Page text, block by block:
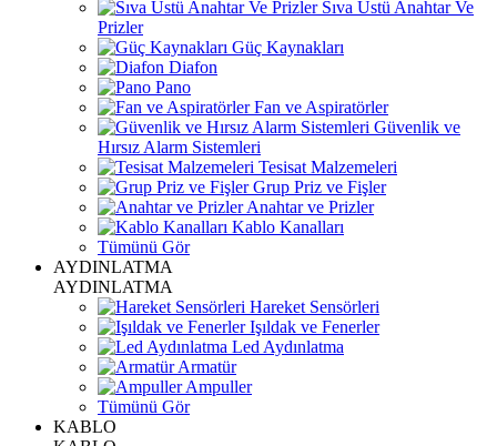
Sıva Üstü Anahtar Ve
Prizler
Güç Kaynakları
Diafon
Pano
Fan ve Aspiratörler
Güvenlik ve
Hırsız Alarm Sistemleri
Tesisat Malzemeleri
Grup Priz ve Fişler
Anahtar ve Prizler
Kablo Kanalları
Tümünü Gör
AYDINLATMA
AYDINLATMA
Hareket Sensörleri
Işıldak ve Fenerler
Led Aydınlatma
Armatür
Ampuller
Tümünü Gör
KABLO